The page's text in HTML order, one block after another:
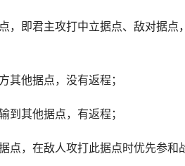
，即君主攻打中立据点、敌对据
其他据点，没有返程；
到其他据点，有返程；
点，在敌人攻打此据点时优先参和